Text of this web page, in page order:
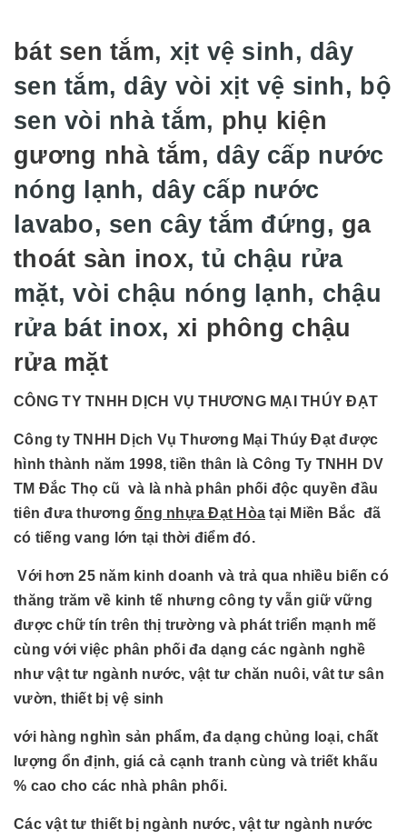
bát sen tắm, xịt vệ sinh, dây
sen tắm, dây vòi xịt vệ sinh, bộ
sen vòi nhà tắm, phụ kiện
gương nhà tắm, dây cấp nước
nóng lạnh, dây cấp nước
lavabo, sen cây tắm đứng, ga
thoát sàn inox, tủ chậu rửa
mặt, vòi chậu nóng lạnh, chậu
rửa bát inox, xi phông chậu
rửa mặt
CÔNG TY TNHH DỊCH VỤ THƯƠNG MẠI THÚY ĐẠT
Công ty TNHH Dịch Vụ Thương Mại Thúy Đạt được
hình thành năm 1998, tiền thân là Công Ty TNHH DV
TM Đắc Thọ cũ và là nhà phân phối độc quyền đầu
tiên đưa thương ống nhựa Đạt Hòa tại Miền Bắc đã
có tiếng vang lớn tại thời điểm đó.
Với hơn 25 năm kinh doanh và trả qua nhiều biến có
thăng trăm về kinh tế nhưng công ty vẫn giữ vững
được chữ tín trên thị trường và phát triển mạnh mẽ
cùng với việc phân phối đa dạng các ngành nghề
như vật tư ngành nước, vật tư chăn nuôi, vât tư sân
vườn, thiết bị vệ sinh
với hàng nghìn sản phẩm, đa dạng chủng loại, chất
lượng ổn định, giá cả cạnh tranh cùng và triết khấu
% cao cho các nhà phân phối.
Các vật tư thiết bị ngành nước, vật tư ngành nước